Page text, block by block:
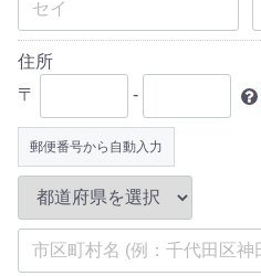
住所
〒
-
郵便番号から自動入力